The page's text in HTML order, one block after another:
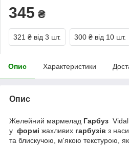
345 ₴
321 ₴ від 3 шт. 300 ₴ від 10 шт.
Опис Характеристики
Опис
Желейний мармелад Гарбуз
у формі жахливих гарбузів з
та блискучою, м'якою текстурою,